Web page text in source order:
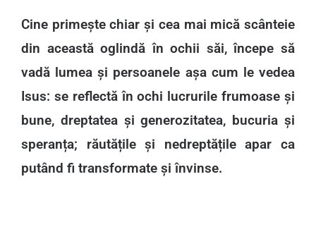
Cine primește chiar și cea mai mică scânteie
din această oglindă în ochii săi, începe să
vadă lumea și persoanele așa cum le vedea
Isus: se reflectă în ochi lucrurile frumoase și
bune, dreptatea și generozitatea, bucuria și
speranța; răutățile și nedreptățile apar ca
putând fi transformate și învinse.